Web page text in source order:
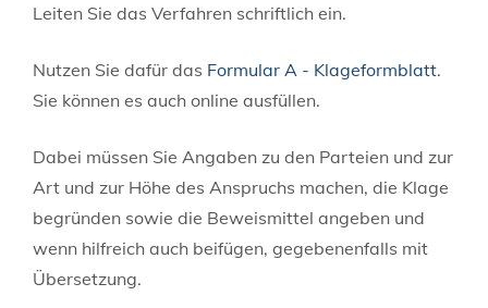
Leiten Sie das Verfahren schriftlich ein.
Nutzen Sie dafür das Formular A - Klageformblatt.
Sie können es auch online ausfüllen.
Dabei müssen Sie Angaben zu den Parteien und zur
Art und zur Höhe des Anspruchs machen, die Klage
begründen sowie die Beweismittel angeben und
wenn hilfreich auch beifügen, gegebenenfalls mit
Übersetzung.